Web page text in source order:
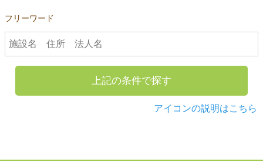
フリーワード
上記の条件で探す
アイコンの説明はこちら